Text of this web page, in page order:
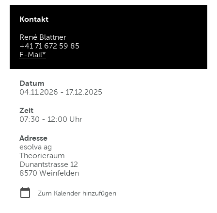
Kontakt
René Blattner
+41 71 672 59 85
E-Mail*
Datum
04.11.2026 - 17.12.2025
Zeit
07:30 - 12:00 Uhr
Adresse
esolva ag
Theorieraum
Dunantstrasse 12
8570 Weinfelden
Zum Kalender hinzufügen